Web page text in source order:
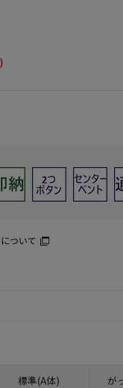
ついて
標準(A体) が